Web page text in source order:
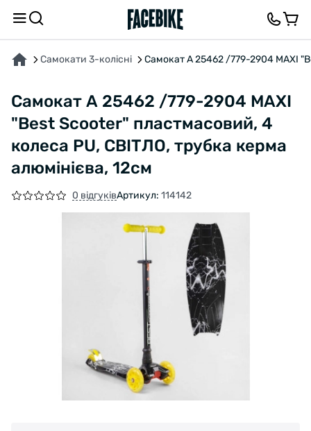
Самокати 3-колісні Самокат А 25462 /779-2904 MAXI
Самокат А 25462 /779-2904 MAXI
"Best Scooter" пластмасовий, 4
колеса PU, СВІТЛО, трубка керма
алюмінієва, 12см
0 відгуківАртикул: 114142
ПРО ТОВАР ХАРАКТЕРИСТИКИВІДГУКИ ТА ЗАПИТАННЯ